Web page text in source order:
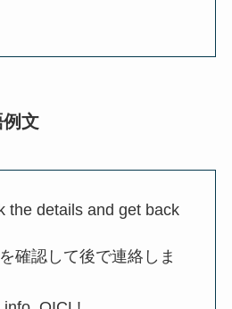
文
the details and get back
確認して後で連絡しま